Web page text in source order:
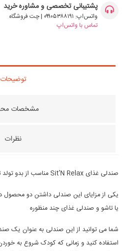
پشتیبانی تخصصی و مشاوره خرید
واتس‌اپ: ۰۹۹۰۵۳۸۸۱۹۱ | چت فروشگاه
تماس با واتس‌اپ
توضیحات
مشخصات
نظرات
صندلی غذای Sit'N Relax مناسب از بدو تولد تا سه سالگی (15 کیلوگرم)
یکی از مزایای این صندلی داشتن دو
یا تاشو و صندلی غذای چند منظوره
شما می توانید از این صندلی به عنوان یک
استفاده کنید و زمانی که کودک شروع به